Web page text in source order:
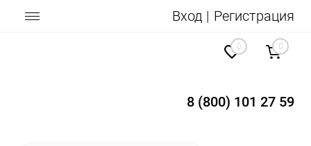
Вход Регистрация
8 (800) 101 27 59
0 0